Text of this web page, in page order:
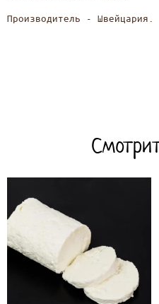
Производитель - Швейцария.